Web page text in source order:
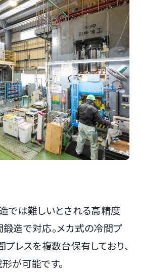
では難しいとされる高精度
造で対応。メカ式の冷間プ
プレスを複数台保有しており、
が可能です。